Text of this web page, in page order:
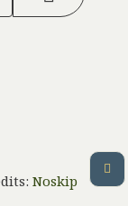
Noskip